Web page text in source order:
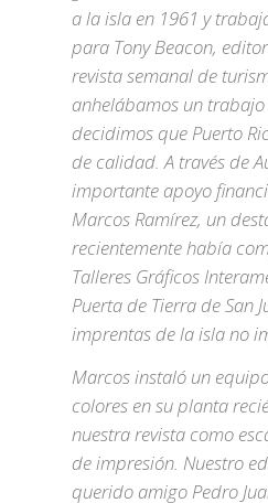
a la isla en 1961 y
para Tony Beacon,
revista semanal de
anhelábamos un
decidimos que Puerto
de calidad. A través de
importante apoyo
Marcos Ramírez, un
recientemente había
Talleres Gráficos
Puerta de Tierra de San
imprentas de la isla no
Marcos instaló un
colores en su planta
nuestra revista como
de impresión. Nuestro
querido amigo Pedro